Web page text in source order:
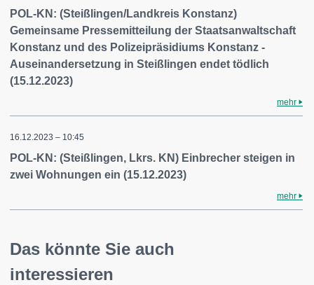
POL-KN: (Steißlingen/Landkreis Konstanz)
Gemeinsame Pressemitteilung der Staatsanwaltschaft
Konstanz und des Polizeipräsidiums Konstanz -
Auseinandersetzung in Steißlingen endet tödlich
(15.12.2023)
mehr
16.12.2023 – 10:45
POL-KN: (Steißlingen, Lkrs. KN) Einbrecher steigen in
zwei Wohnungen ein (15.12.2023)
mehr
Das könnte Sie auch
interessieren